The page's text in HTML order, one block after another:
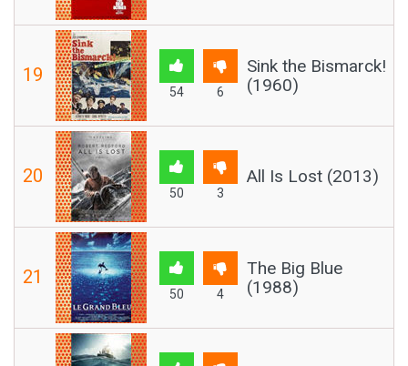
19
54 6
Sink the Bismarck!
(1960)
20
50 3
All Is Lost (2013)
21
50 4
The Big Blue
(1988)